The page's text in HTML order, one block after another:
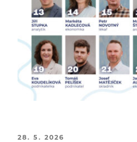
PUBLIKOVÁNO
28. 5. 2026